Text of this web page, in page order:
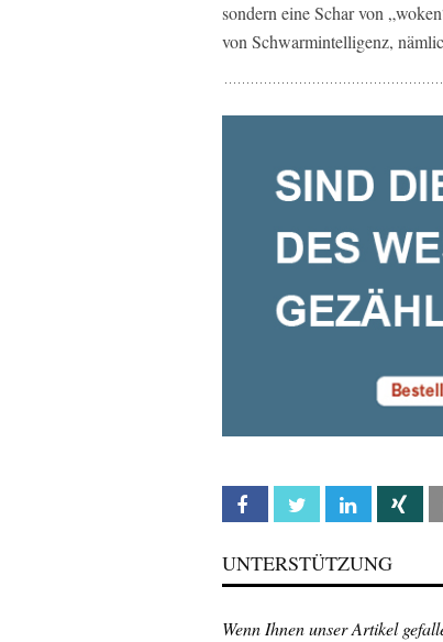
sondern eine Schar von
von Schwarmintelligenz,
Facebook Twitter Linkedin
UNTERSTÜTZUNG
Wenn Ihnen unser Artikel